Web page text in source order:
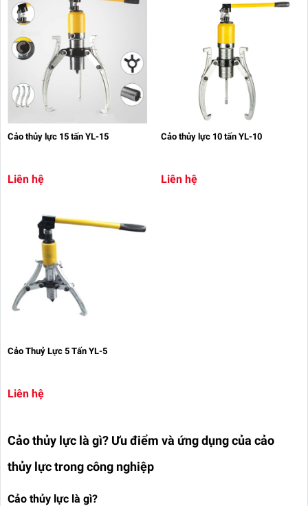
Cảo thủy lực 15 tấn YL-15
Liên hệ
Cảo thủy lực 10 tấn YL-10
Liên hệ
Cảo Thuỷ Lực 5 Tấn YL-5
Liên hệ
Cảo thủy lực là gì? Ưu điểm và ứng dụng của cảo
thủy lực trong công nghiệp
Cảo thủy lực là gì?